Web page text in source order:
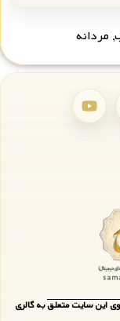
, مردانه
این سایت متعلق به گالری